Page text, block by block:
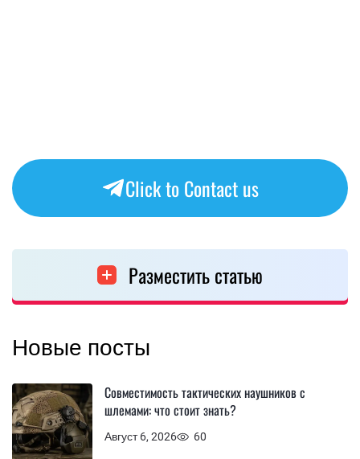
Click to Contact us
Разместить статью
Новые посты
Август 6, 2026 60
Совместимость тактических наушников с
шлемами: что стоит знать?